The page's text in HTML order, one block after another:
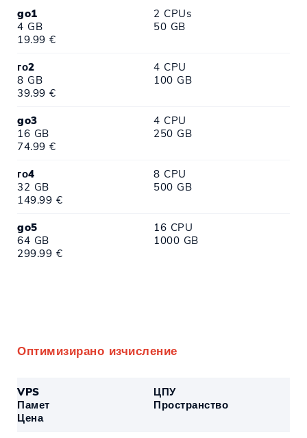
go1
2 CPUs
4 GB
50 GB
19.99 €
го2
4 CPU
8 GB
100 GB
39.99 €
go3
4 CPU
16 GB
250 GB
74.99 €
го4
8 CPU
32 GB
500 GB
149.99 €
go5
16 CPU
64 GB
1000 GB
299.99 €
Оптимизирано изчисление
VPS
ЦПУ
Памет
Пространство
Цена